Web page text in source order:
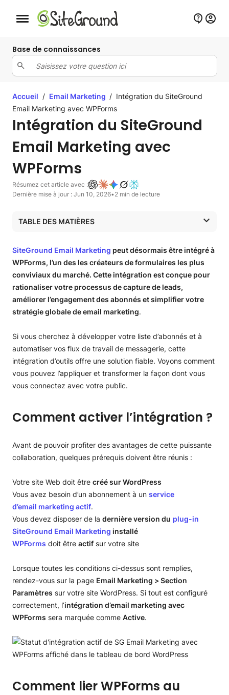
Bouton de navigation mobile
Base de connaissances
Accueil / Email Marketing / Intégration du SiteGround
Email Marketing avec WPForms
Intégration du SiteGround
Email Marketing avec
WPForms
Résumez cet article avec :
Dernière mise à jour : Jun 10, 2026•2 min de lecture
TABLE DES MATIÈRES
Comment lier WPForms au plugin SiteGround Email
Marketing
Quels champs WPForms sont utilisés par SiteGround Email
Marketing
SiteGround Email Marketing peut désormais être intégré à
WPForms, l’un des les créateurs de formulaires les plus
conviviaux du marché. Cette intégration est conçue pour
rationaliser votre processus de capture de leads,
améliorer l’engagement des abonnés et simplifier votre
stratégie globale de email marketing.
Si vous cherchez à développer votre liste d’abonnés et à
automatiser vos flux de travail de messagerie, cette
intégration d’outils offre une solution fiable. Voyons comment
vous pouvez l’appliquer et transformer la façon dont vous
vous connectez avec votre public.
Comment activer l’intégration ?
Avant de pouvoir profiter des avantages de cette puissante
collaboration, quelques prérequis doivent être réunis :
Votre site Web doit être créé sur WordPress
Vous avez besoin d’un abonnement à un service
d’email marketing actif.
Vous devez disposer de la dernière version du plug-in
SiteGround Email Marketing installé
WPForms doit être actif sur votre site
Lorsque toutes les conditions ci-dessus sont remplies,
rendez-vous sur la page Email Marketing > Section
Paramètres sur votre site WordPress. Si tout est configuré
correctement, l’intégration d’email marketing avec
WPForms sera marquée comme Active.
Comment lier WPForms au